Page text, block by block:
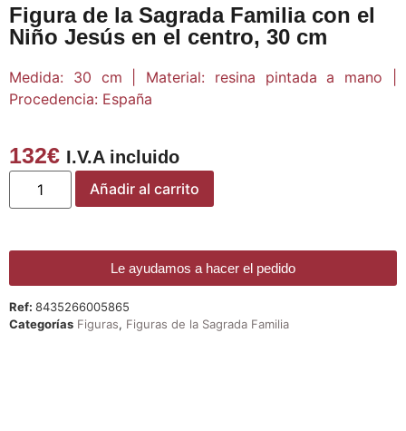
Figura de la Sagrada Familia con el
Niño Jesús en el centro, 30 cm
Medida: 30 cm | Material: resina pintada a mano |
Procedencia: España
132€ I.V.A incluido
Añadir al carrito
Le ayudamos a hacer el pedido
Ref: 8435266005865
Categorías Figuras, Figuras de la Sagrada Familia